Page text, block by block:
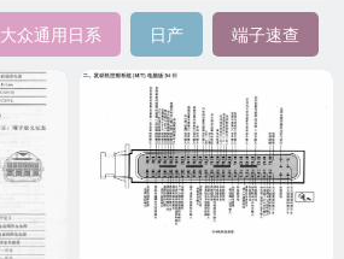
大众通用日系 日产 端子速查